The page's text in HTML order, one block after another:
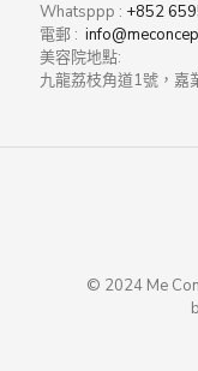
Whatsppp : +852
電郵 :
美容院地點:
九龍荔枝角道1號，嘉
© 2024 Me